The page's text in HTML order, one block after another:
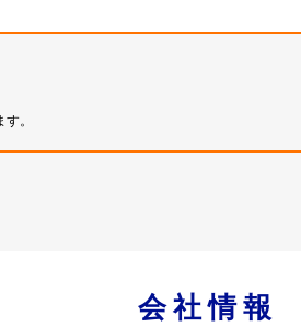
。
会社情報